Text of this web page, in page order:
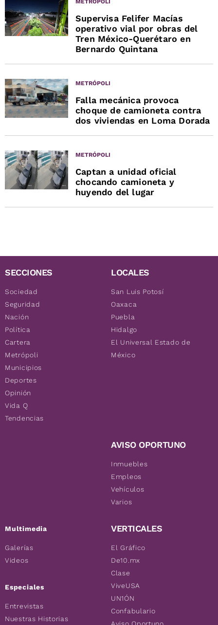
METRÓPOLI
Supervisa Felifer Macías
operativo vial por obras del
Tren México-Querétaro en
Bernardo Quintana
METRÓPOLI
Falla mecánica provoca
choque de camioneta contra
dos viviendas en Loma Dorada
METRÓPOLI
Captan a unidad oficial
chocando camioneta y
huyendo del lugar
SECCIONES
Sociedad
Seguridad
Nación
Política
Cartera
Metrópoli
Municipios
Deportes
Opinión
Vida Q
Tendencias
Multimedia
Galerías
Videos
Especiales
Entrevistas
Nuestras Historias
LOCALES
San Luis Potosí
Oaxaca
Puebla
Hidalgo
El Universal Estado de
México
AVISO OPORTUNO
Inmuebles
Empleos
Vehículos
Varios
VERTICALES
El Gráfico
De10.mx
Clase
ViveUSA
UN1ÓN
Confabulario